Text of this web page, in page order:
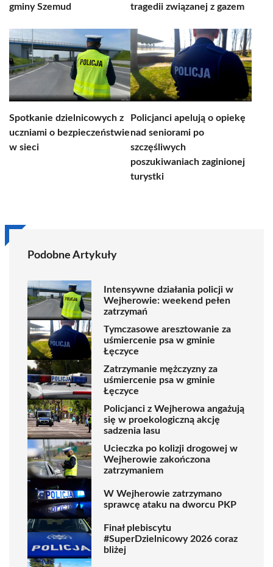
gminy Szemud tragedii związanej z gazem
Spotkanie dzielnicowych z
uczniami o bezpieczeństwie
w sieci
Policjanci apelują o opiekę
nad seniorami po
szczęśliwych
poszukiwaniach zaginionej
turystki
Podobne Artykuły
Intensywne działania policji w
Wejherowie: weekend pełen
zatrzymań
Tymczasowe aresztowanie za
uśmiercenie psa w gminie
Łęczyce
Zatrzymanie mężczyzny za
uśmiercenie psa w gminie
Łęczyce
Policjanci z Wejherowa angażują
się w proekologiczną akcję
sadzenia lasu
Ucieczka po kolizji drogowej w
Wejherowie zakończona
zatrzymaniem
W Wejherowie zatrzymano
sprawcę ataku na dworcu PKP
Finał plebiscytu
#SuperDzielnicowy 2026 coraz
bliżej